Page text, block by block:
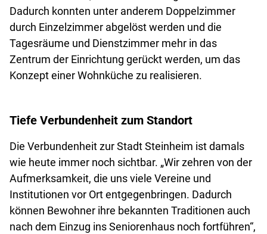
Dadurch konnten unter anderem Doppelzimmer
durch Einzelzimmer abgelöst werden und die
Tagesräume und Dienstzimmer mehr in das
Zentrum der Einrichtung gerückt werden, um das
Konzept einer Wohnküche zu realisieren.
Tiefe Verbundenheit zum Standort
Die Verbundenheit zur Stadt Steinheim ist damals
wie heute immer noch sichtbar. „Wir zehren von der
Aufmerksamkeit, die uns viele Vereine und
Institutionen vor Ort entgegenbringen. Dadurch
können Bewohner ihre bekannten Traditionen auch
nach dem Einzug ins Seniorenhaus noch fortführen“,